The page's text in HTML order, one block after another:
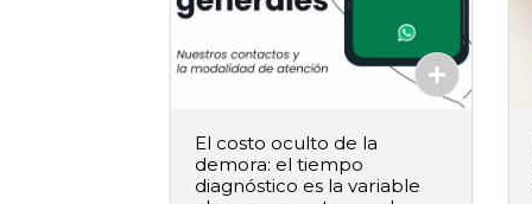
El costo oculto de la
demora: el tiempo
diagnóstico es la variable